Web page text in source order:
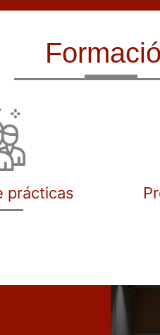
prácticas